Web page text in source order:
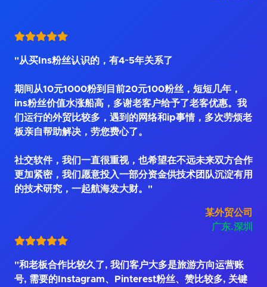
"从买Ins粉丝认识的，有4~5年关系了
期间从10元1000粉到目前20元100粉丝，短短几年，
ins粉丝价值水涨船高，多谢老客户给予了老客优惠。我
们运行的外贸比较多，遇到的网络和ip事情，多次劳烦老
板亲自帮助解决，劳您费心了。
社交软件，我们一直很重视，也希望在不远未来双方合作
更加紧密，我们愿意投入一部分资金供技术团队沉淀有用
的技术研究，一起航海发大财。"
某外贸公司
广东.深圳
"和老板合作比较久了, 我们客户大多是旅游方向运营账
号, 需要的Instagram、Pinterest粉丝、赞比较多, 关键